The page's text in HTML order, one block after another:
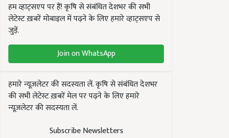
हम व्हाट्सएप पर हैं! कृषि से संबंधित देशभर की सभी
लेटेस्ट ख़बरें मोबाइल में पढ़ने के लिए हमारे व्हाट्सएप से
जुड़ें.
Join on WhatsApp
हमारे न्यूज़लेटर की सदस्यता लें. कृषि से संबंधित देशभर
की सभी लेटेस्ट ख़बरें मेल पर पढ़ने के लिए हमारे
न्यूज़लेटर की सदस्यता लें.
Subscribe Newsletters